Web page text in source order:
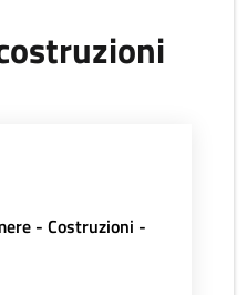
- Costruzioni -